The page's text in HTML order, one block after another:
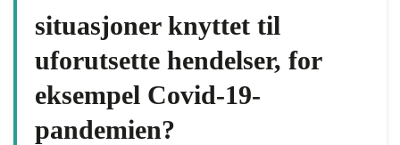
situasjoner knyttet til
uforutsette hendelser, for
eksempel Covid-19-
pandemien?